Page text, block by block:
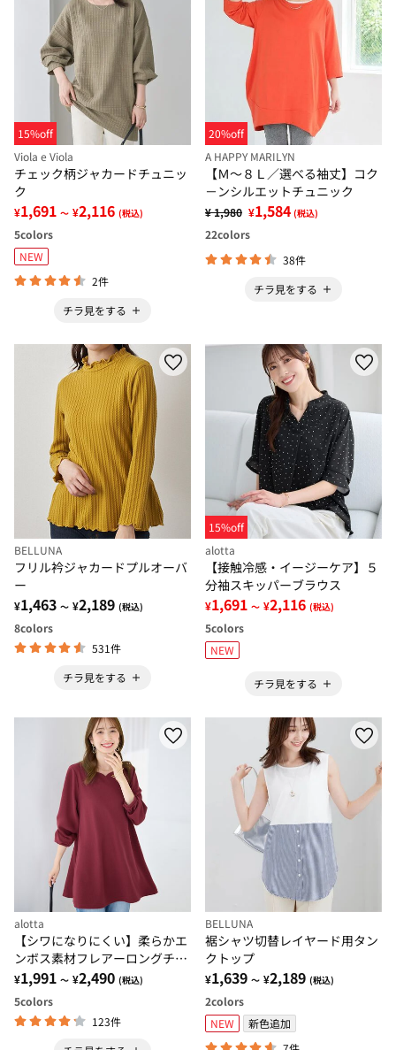
15%off
Viola e Viola
チェック柄ジャカードチュニッ
ク
¥1,691 ～ ¥2,116 (税込)
5colors
NEW
2件
チラ見をする
20%off
A HAPPY MARILYN
【Ｍ～８Ｌ／選べる袖丈】コク
－ンシルエットチュニック
¥ 1,980 ¥1,584 (税込)
22colors
38件
チラ見をする
BELLUNA
フリル衿ジャカードプルオーバ
ー
¥1,463 ～ ¥2,189 (税込)
8colors
531件
チラ見をする
15%off
alotta
【接触冷感・イージーケア】５
分袖スキッパーブラウス
¥1,691 ～ ¥2,116 (税込)
5colors
NEW
チラ見をする
alotta
【シワになりにくい】柔らかエ
ンボス素材フレアーロングチュ
ニックＴシャツ
¥1,991 ～ ¥2,490 (税込)
5colors
123件
BELLUNA
裾シャツ切替レイヤード用タン
クトップ
¥1,639 ～ ¥2,189 (税込)
2colors
NEW
新色追加